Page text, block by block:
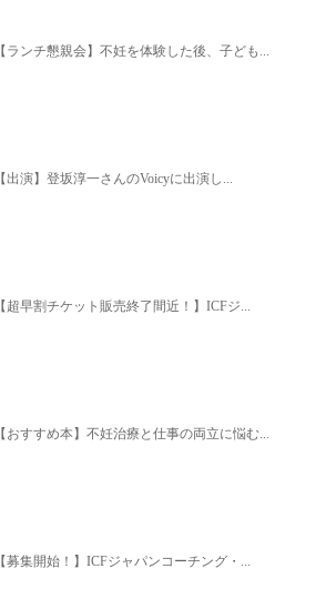
【ランチ懇親会】不妊を体験した後、子ども...
【出演】登坂淳一さんのVoicyに出演し...
【超早割チケット販売終了間近！】ICFジ...
【おすすめ本】不妊治療と仕事の両立に悩む...
【募集開始！】ICFジャパンコーチング・...